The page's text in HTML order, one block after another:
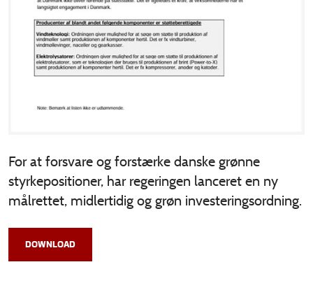
For at forsvare og forstærke danske grønne
styrkepositioner, har regeringen lanceret en ny
målrettet, midlertidig og grøn investeringsordning.
DOWNLOAD